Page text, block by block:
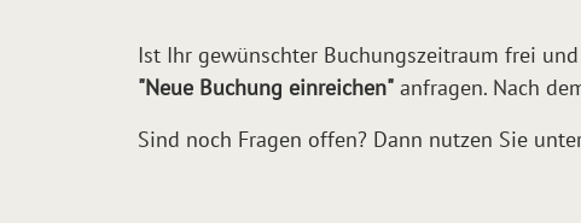
Ist Ihr gewünschter Buchungszeitraum frei
"Neue Buchung einreichen" anfragen. Nach
Sind noch Fragen offen? Dann nutzen Sie